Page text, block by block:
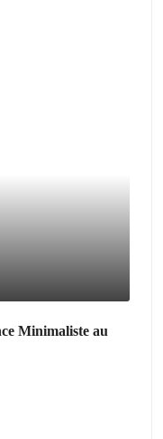
Minimaliste au